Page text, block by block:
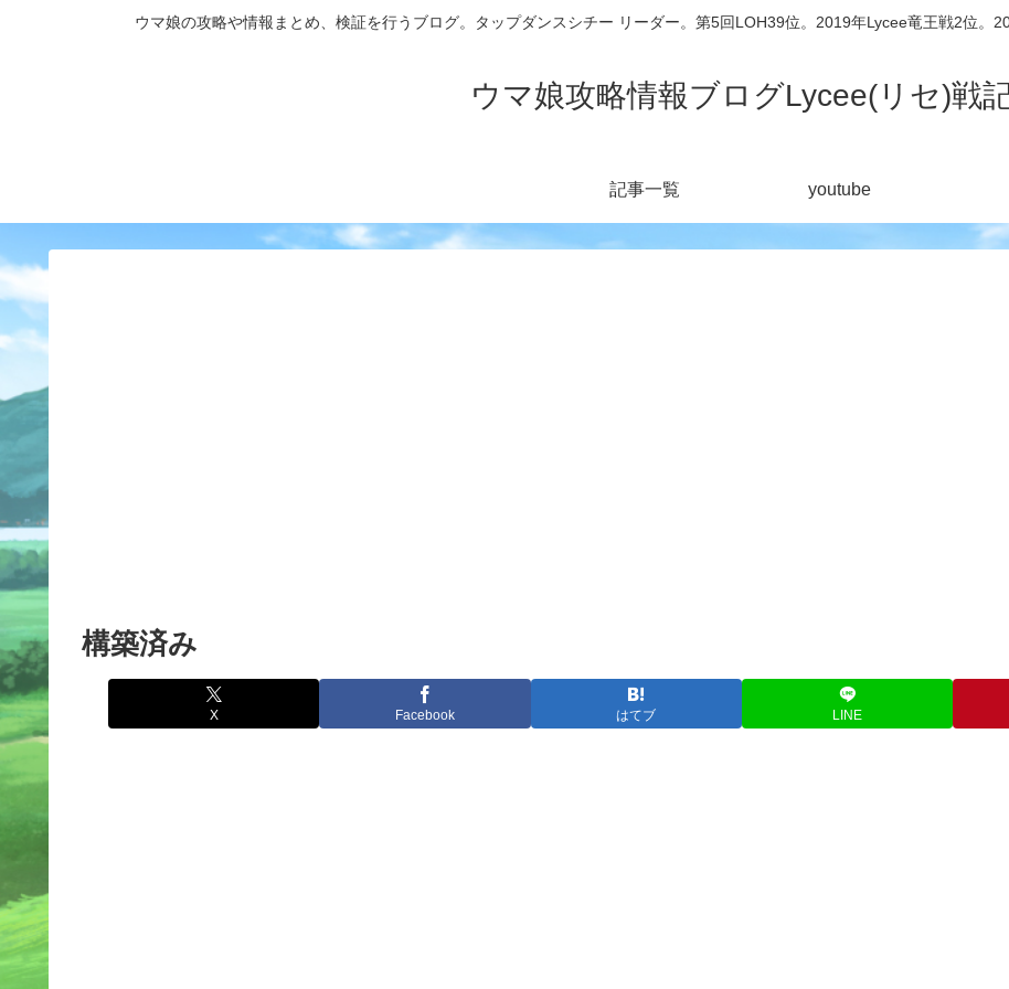
ウマ娘の攻略や情報まとめ、検証を行うブログ。タップダンスシチー リーダー。第5回LOH39位。2019年Lycee竜王戦2位。
ウマ娘攻略情報ブログLycee(リセ)戦
記事一覧 youtube
構築済み
X Facebook はてブ LINE